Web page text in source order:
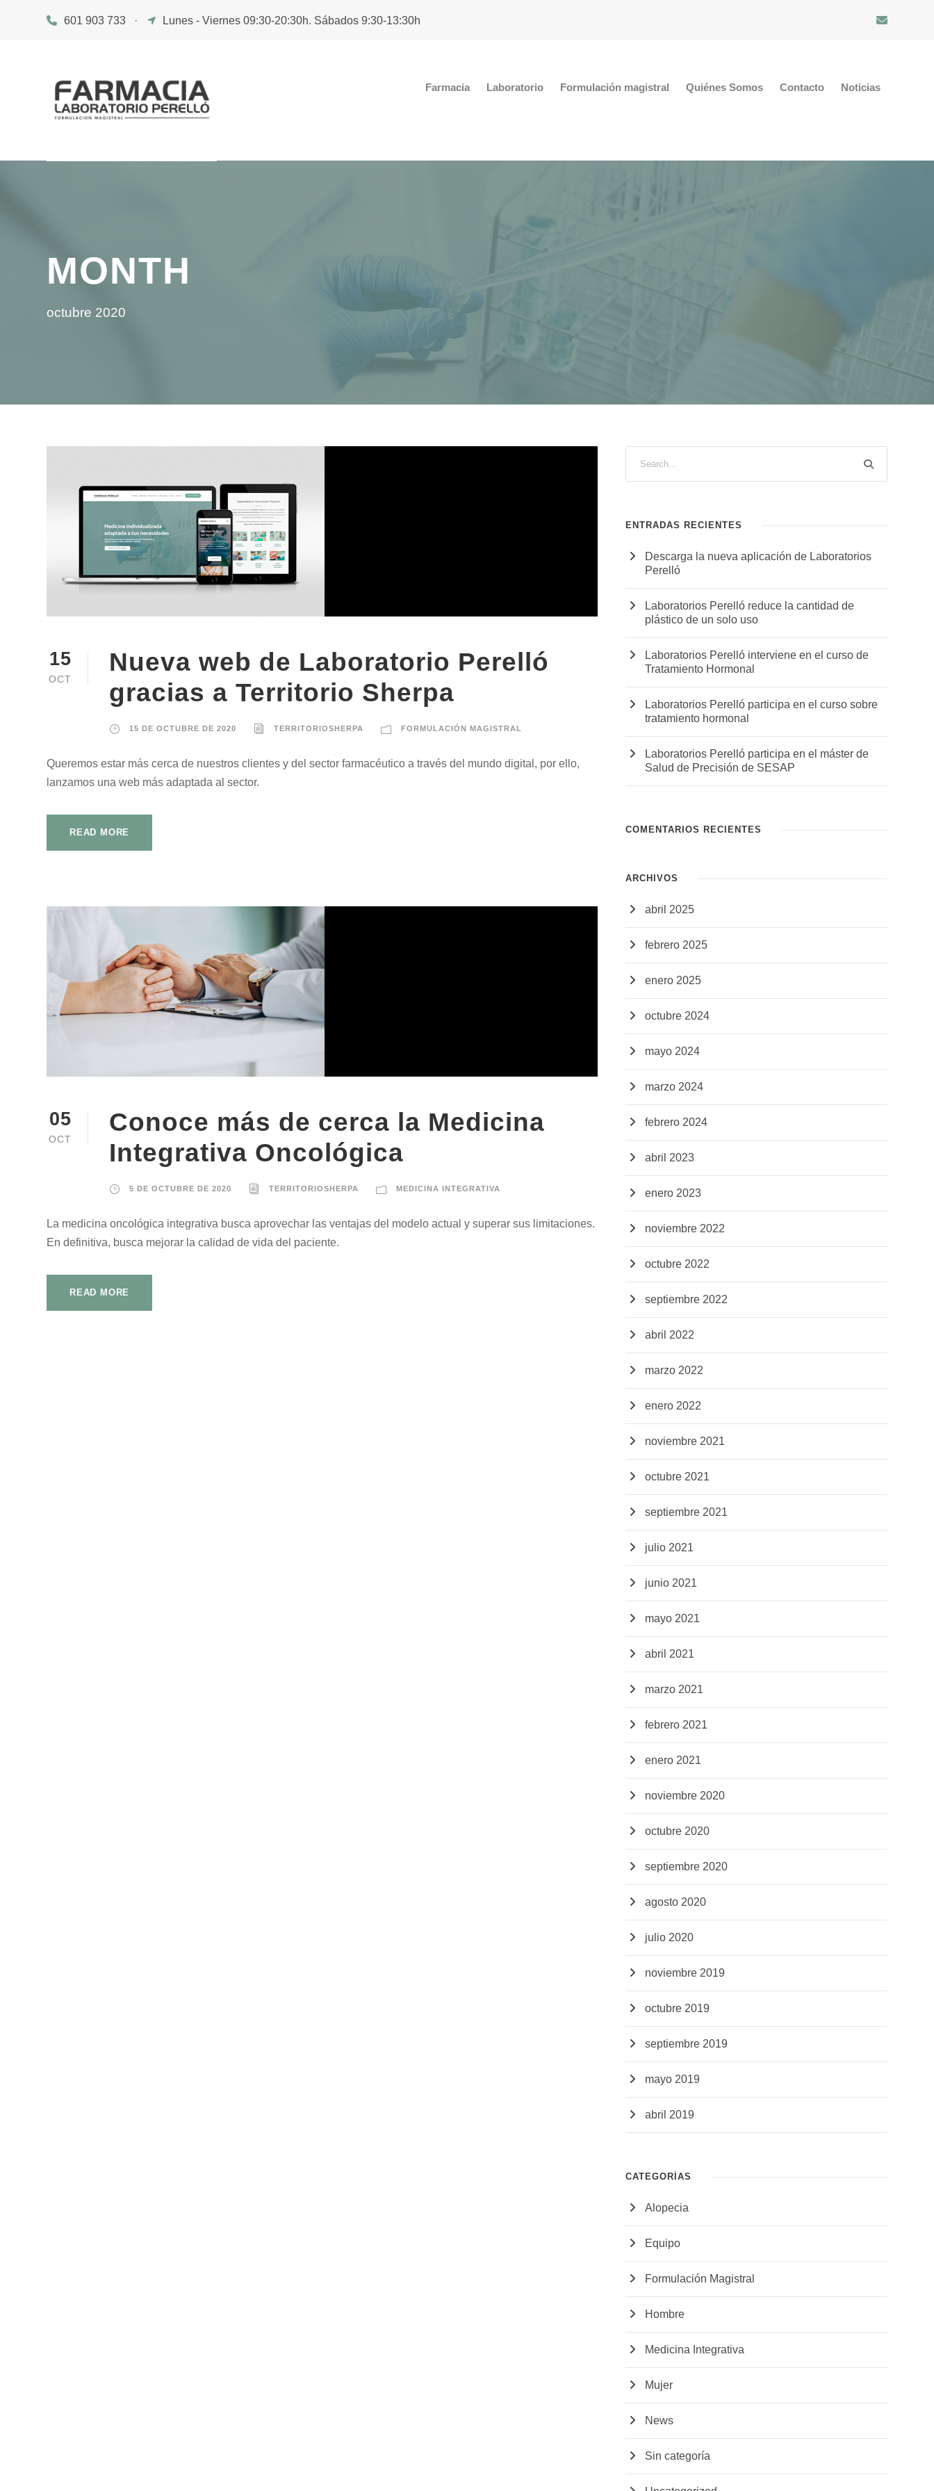
601 903 733 · Lunes - Viernes 09:30-20:30h. Sábados 9:30-13:30h
Farmacia Laboratorio Formulación magistral Quiénes Somos Contacto Noticias
MONTH
octubre 2020
15
OCT
Nueva web de Laboratorio Perelló
gracias a Territorio Sherpa
15 DE OCTUBRE DE 2020 TERRITORIOSHERPA FORMULACIÓN MAGISTRAL
Queremos estar más cerca de nuestros clientes y del sector farmacéutico a través del mundo digital, por ello,
lanzamos una web más adaptada al sector.
READ MORE
05
OCT
Conoce más de cerca la Medicina
Integrativa Oncológica
5 DE OCTUBRE DE 2020 TERRITORIOSHERPA MEDICINA INTEGRATIVA
La medicina oncológica integrativa busca aprovechar las ventajas del modelo actual y superar sus limitaciones.
En definitiva, busca mejorar la calidad de vida del paciente.
READ MORE
ENTRADAS RECIENTES
Descarga la nueva aplicación de Laboratorios
Perelló
Laboratorios Perelló reduce la cantidad de
plástico de un solo uso
Laboratorios Perelló interviene en el curso de
Tratamiento Hormonal
Laboratorios Perelló participa en el curso sobre
tratamiento hormonal
Laboratorios Perelló participa en el máster de
Salud de Precisión de SESAP
COMENTARIOS RECIENTES
ARCHIVOS
abril 2025
febrero 2025
enero 2025
octubre 2024
mayo 2024
marzo 2024
febrero 2024
abril 2023
enero 2023
noviembre 2022
octubre 2022
septiembre 2022
abril 2022
marzo 2022
enero 2022
noviembre 2021
octubre 2021
septiembre 2021
julio 2021
junio 2021
mayo 2021
abril 2021
marzo 2021
febrero 2021
enero 2021
noviembre 2020
octubre 2020
septiembre 2020
agosto 2020
julio 2020
noviembre 2019
octubre 2019
septiembre 2019
mayo 2019
abril 2019
CATEGORÍAS
Alopecia
Equipo
Formulación Magistral
Hombre
Medicina Integrativa
Mujer
News
Sin categoría